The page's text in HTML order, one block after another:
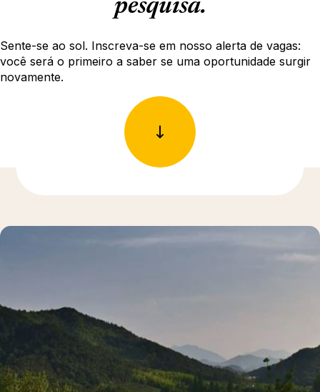
pesquisa.
Sente-se ao sol. Inscreva-se em nosso alerta de vagas:
você será o primeiro a saber se uma oportunidade surgir
novamente.